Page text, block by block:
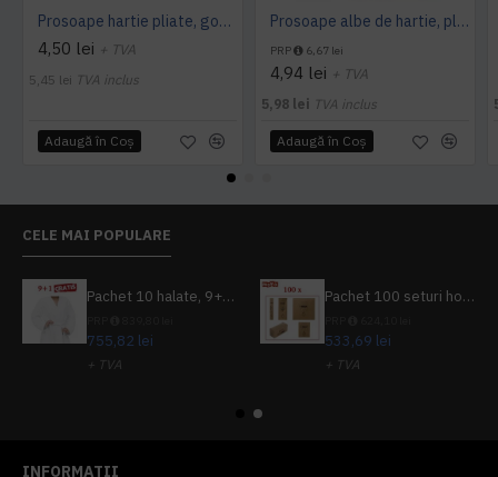
Prosoape hartie pliate, gofrate, verzi, 25 x 23 cm, V fold, 1 strat, AQAS, 250 buc/pachet
4,50 lei + TVA
5,45 lei TVA inclus
Adaugă în Coş
Prosoape albe de hartie, pliate V fold, 25 x 23 cm, in 2 straturi, 160 buc/pachet, 20 pac/bax, AQAS
PRP 6,67 lei
4,94 lei + TVA
5,98 lei TVA inclus
Adaugă în Coş
CELE MAI POPULARE
Pachet 10 halate, 9+1 gratuit
755,82 lei
+ TVA
Pachet 100 seturi hoteliere, set dentar, set barbierit, casca de dus, pila unghii, set cusut
533,69 lei
+ TVA
INFORMATII